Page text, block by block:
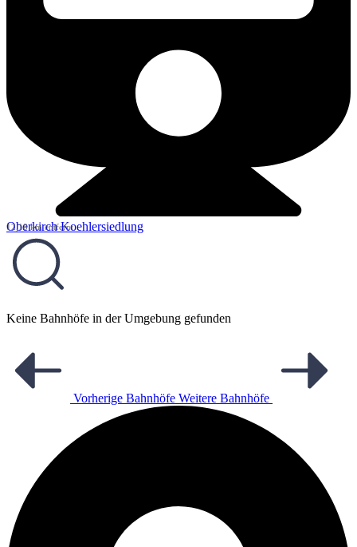
Oberkirch Koehlersiedlung
12,18 km entfernt
Keine Bahnhöfe in der Umgebung gefunden
Vorherige Bahnhöfe Weitere Bahnhöfe